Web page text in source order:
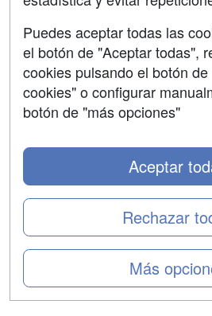
Aviso legal
Copyleft
Puedes aceptar todas las
el botón de "Aceptar todas",
cookies pulsando el botón
cookies" o configurar
botón de "más opciones"
Más
Rechazar
Aceptar